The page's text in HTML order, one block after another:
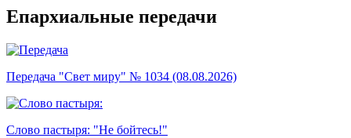
Епархиальные передачи
Передача "Свет миру" № 1034 (08.08.2026)
Слово пастыря: "Не бойтесь!"